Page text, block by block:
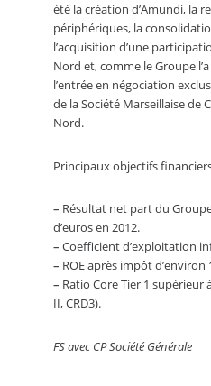
été la création d’Amundi, la
périphériques, la consolidation des
l’acquisition d’une
Nord et, comme le Groupe
l’entrée en négociation
de la Société Marseillaise de
Nord.
Principaux objectifs
– Résultat net part du Groupe
d’euros en 2012.
–
Coefficient
– ROE après impôt d’environ
– Ratio Core Tier 1 supérieur
II, CRD3).
FS avec CP Société Générale